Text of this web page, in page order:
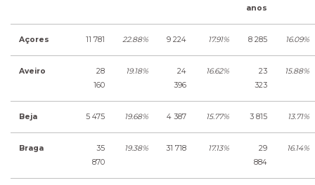
anos
Açores 11 781 22.88% 9 224 17.91% 8 285 16.09%
Aveiro
28
160
19.18%
24
396
16.62%
23
323
15.88%
Beja 5 475 19.68% 4 387 15.77% 3 815 13.71%
Braga
35
870
19.38% 31 718 17.13%
29
884
16.14%